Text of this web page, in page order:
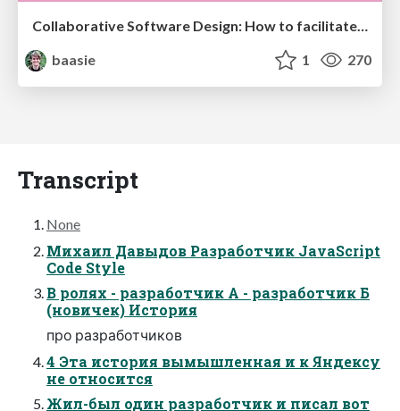
baasie
1 270
Transcript
None
Михаил Давыдов Разработчик JavaScript
Code Style
В ролях - разработчик А - разработчик Б
(новичек) История
про разработчиков
4 Эта история вымышленная и к Яндексу
не относится
Жил-был один разработчик и писал вот